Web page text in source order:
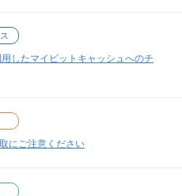
したマイビットキャッシュへのチ
にご注意ください